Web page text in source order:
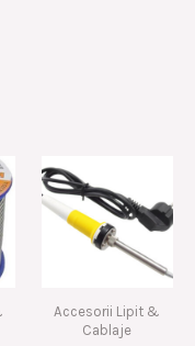
Accesorii Lipit &
Cablaje